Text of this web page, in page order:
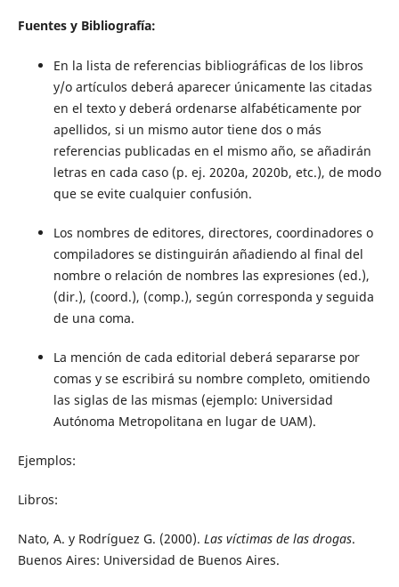
Fuentes y Bibliografía:
En la lista de referencias bibliográficas de los libros
y/o artículos deberá aparecer únicamente las citadas
en el texto y deberá ordenarse alfabéticamente por
apellidos, si un mismo autor tiene dos o más
referencias publicadas en el mismo año, se añadirán
letras en cada caso (p. ej. 2020a, 2020b, etc.), de modo
que se evite cualquier confusión.
Los nombres de editores, directores, coordinadores o
compiladores se distinguirán añadiendo al final del
nombre o relación de nombres las expresiones (ed.),
(dir.), (coord.), (comp.), según corresponda y seguida
de una coma.
La mención de cada editorial deberá separarse por
comas y se escribirá su nombre completo, omitiendo
las siglas de las mismas (ejemplo: Universidad
Autónoma Metropolitana en lugar de UAM).
Ejemplos:
Libros:
Nato, A. y Rodríguez G. (2000). Las víctimas de las drogas.
Buenos Aires: Universidad de Buenos Aires.